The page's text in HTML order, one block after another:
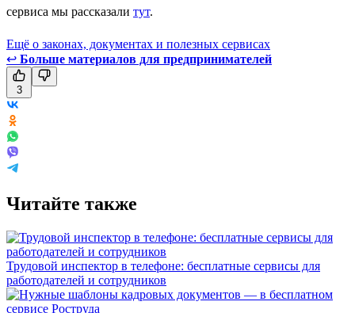
сервиса мы рассказали тут.
Ещё о законах, документах и полезных сервисах
↩ Больше материалов для предпринимателей
3
Читайте также
Трудовой инспектор в телефоне: бесплатные сервисы для
работодателей и сотрудников